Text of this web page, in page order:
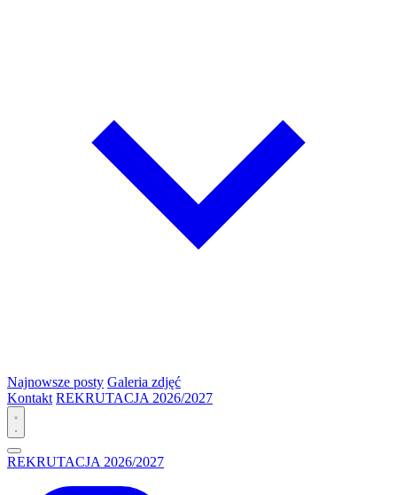
Najnowsze posty Galeria zdjęć
Kontakt REKRUTACJA 2026/2027
REKRUTACJA 2026/2027